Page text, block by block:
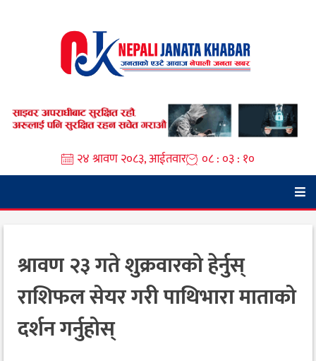
२४ श्रावण २०८३, आईतवार ०८ : ०३ : ११
श्रावण २३ गते शुक्रवारको हेर्नुस्
राशिफल सेयर गरी पाथिभारा माताको
दर्शन गर्नुहोस्